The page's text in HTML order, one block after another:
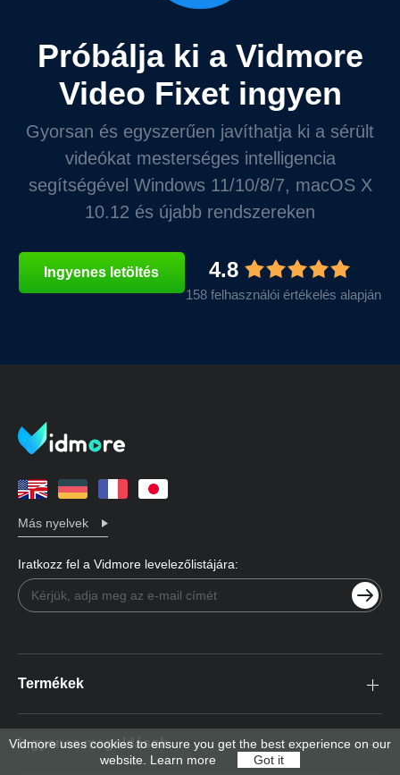
Próbálja ki a Vidmore
Video Fixet ingyen
Gyorsan és egyszerűen javíthatja ki a sérült
videókat mesterséges intelligencia
segítségével Windows 11/10/8/7, macOS X
10.12 és újabb rendszereken
Ingyenes letöltés 4.8
158 felhasználói értékelés alapján
Más nyelvek
Iratkozz fel a Vidmore levelezőlistájára:
Termékek
Ingyenes megoldások
Vidmore uses cookies to ensure you get the best experience on our
website. Learn more Got it